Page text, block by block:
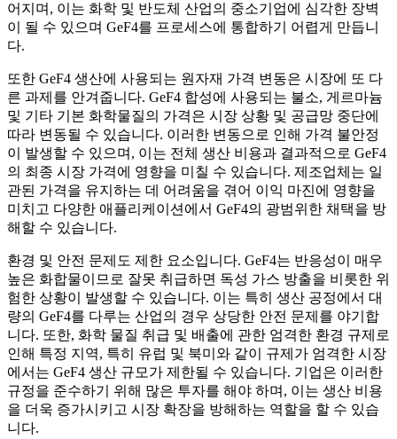
어지며, 이는 화학 및 반도체 산업의 중소기업에 심각한 장벽
이 될 수 있으며 GeF4를 프로세스에 통합하기 어렵게 만듭니
다.
또한 GeF4 생산에 사용되는 원자재 가격 변동은 시장에 또 다
른 과제를 안겨줍니다. GeF4 합성에 사용되는 불소, 게르마늄
및 기타 기본 화학물질의 가격은 시장 상황 및 공급망 중단에
따라 변동될 수 있습니다. 이러한 변동으로 인해 가격 불안정
이 발생할 수 있으며, 이는 전체 생산 비용과 결과적으로 GeF4
의 최종 시장 가격에 영향을 미칠 수 있습니다. 제조업체는 일
관된 가격을 유지하는 데 어려움을 겪어 이익 마진에 영향을
미치고 다양한 애플리케이션에서 GeF4의 광범위한 채택을 방
해할 수 있습니다.
환경 및 안전 문제도 제한 요소입니다. GeF4는 반응성이 매우
높은 화합물이므로 잘못 취급하면 독성 가스 방출을 비롯한 위
험한 상황이 발생할 수 있습니다. 이는 특히 생산 공정에서 대
량의 GeF4를 다루는 산업의 경우 상당한 안전 문제를 야기합
니다. 또한, 화학 물질 취급 및 배출에 관한 엄격한 환경 규제로
인해 특정 지역, 특히 유럽 및 북미와 같이 규제가 엄격한 시장
에서는 GeF4 생산 규모가 제한될 수 있습니다. 기업은 이러한
규정을 준수하기 위해 많은 투자를 해야 하며, 이는 생산 비용
을 더욱 증가시키고 시장 확장을 방해하는 역할을 할 수 있습
니다.